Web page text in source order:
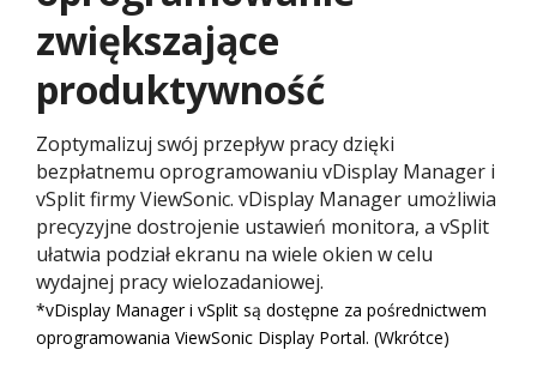
zwiększające
produktywność​ ​
Zoptymalizuj swój przepływ pracy dzięki
bezpłatnemu oprogramowaniu vDisplay Manager i
vSplit firmy ViewSonic. vDisplay Manager umożliwia
precyzyjne dostrojenie ustawień monitora, a vSplit
ułatwia podział ekranu na wiele okien w celu
wydajnej pracy wielozadaniowej.
*vDisplay Manager i vSplit są dostępne za pośrednictwem
oprogramowania ViewSonic Display Portal.​ (Wkrótce)